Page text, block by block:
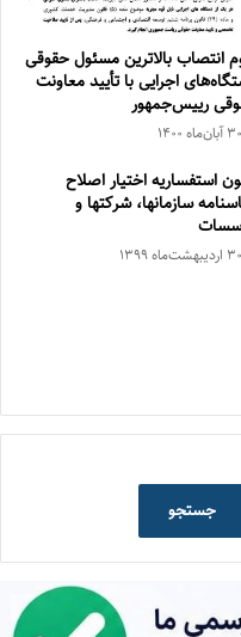
انتصاب بالاترین مسئول حقوقی
اجرایی با تأیید معاونت
رییس‌جمهور
۳۰ آبان‌ماه ۱۴۰۰
استفساریه اختیار اصلاح
سازمانها، شرکتها و
۳۰ اردیبهشت‌ماه ۱۳۹۹
جستجو